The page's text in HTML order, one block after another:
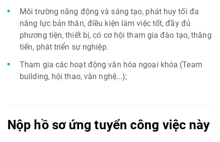
Môi trường năng động và sáng tạo, phát huy tối đa
năng lực bản thân, điều kiện làm việc tốt, đầy đủ
phương tiện, thiết bị, có cơ hội tham gia đào tạo, thăng
tiến, phát triển sự nghiệp.
Tham gia các hoạt động văn hóa ngoại khóa (Team
building, hội thao, văn nghệ...);
Nộp hồ sơ ứng tuyển công việc này